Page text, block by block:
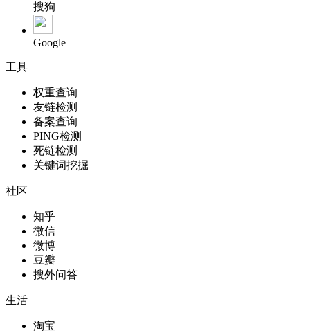
搜狗
Google
工具
权重查询
友链检测
备案查询
PING检测
死链检测
关键词挖掘
社区
知乎
微信
微博
豆瓣
搜外问答
生活
淘宝